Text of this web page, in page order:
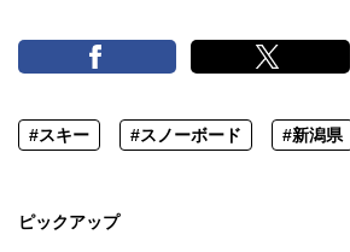
#スキー #スノーボード #新潟県
ピックアップ